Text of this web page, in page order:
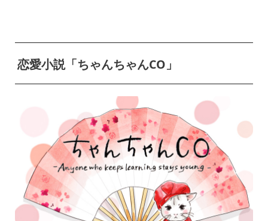
恋愛小説「ちゃんちゃんCO」